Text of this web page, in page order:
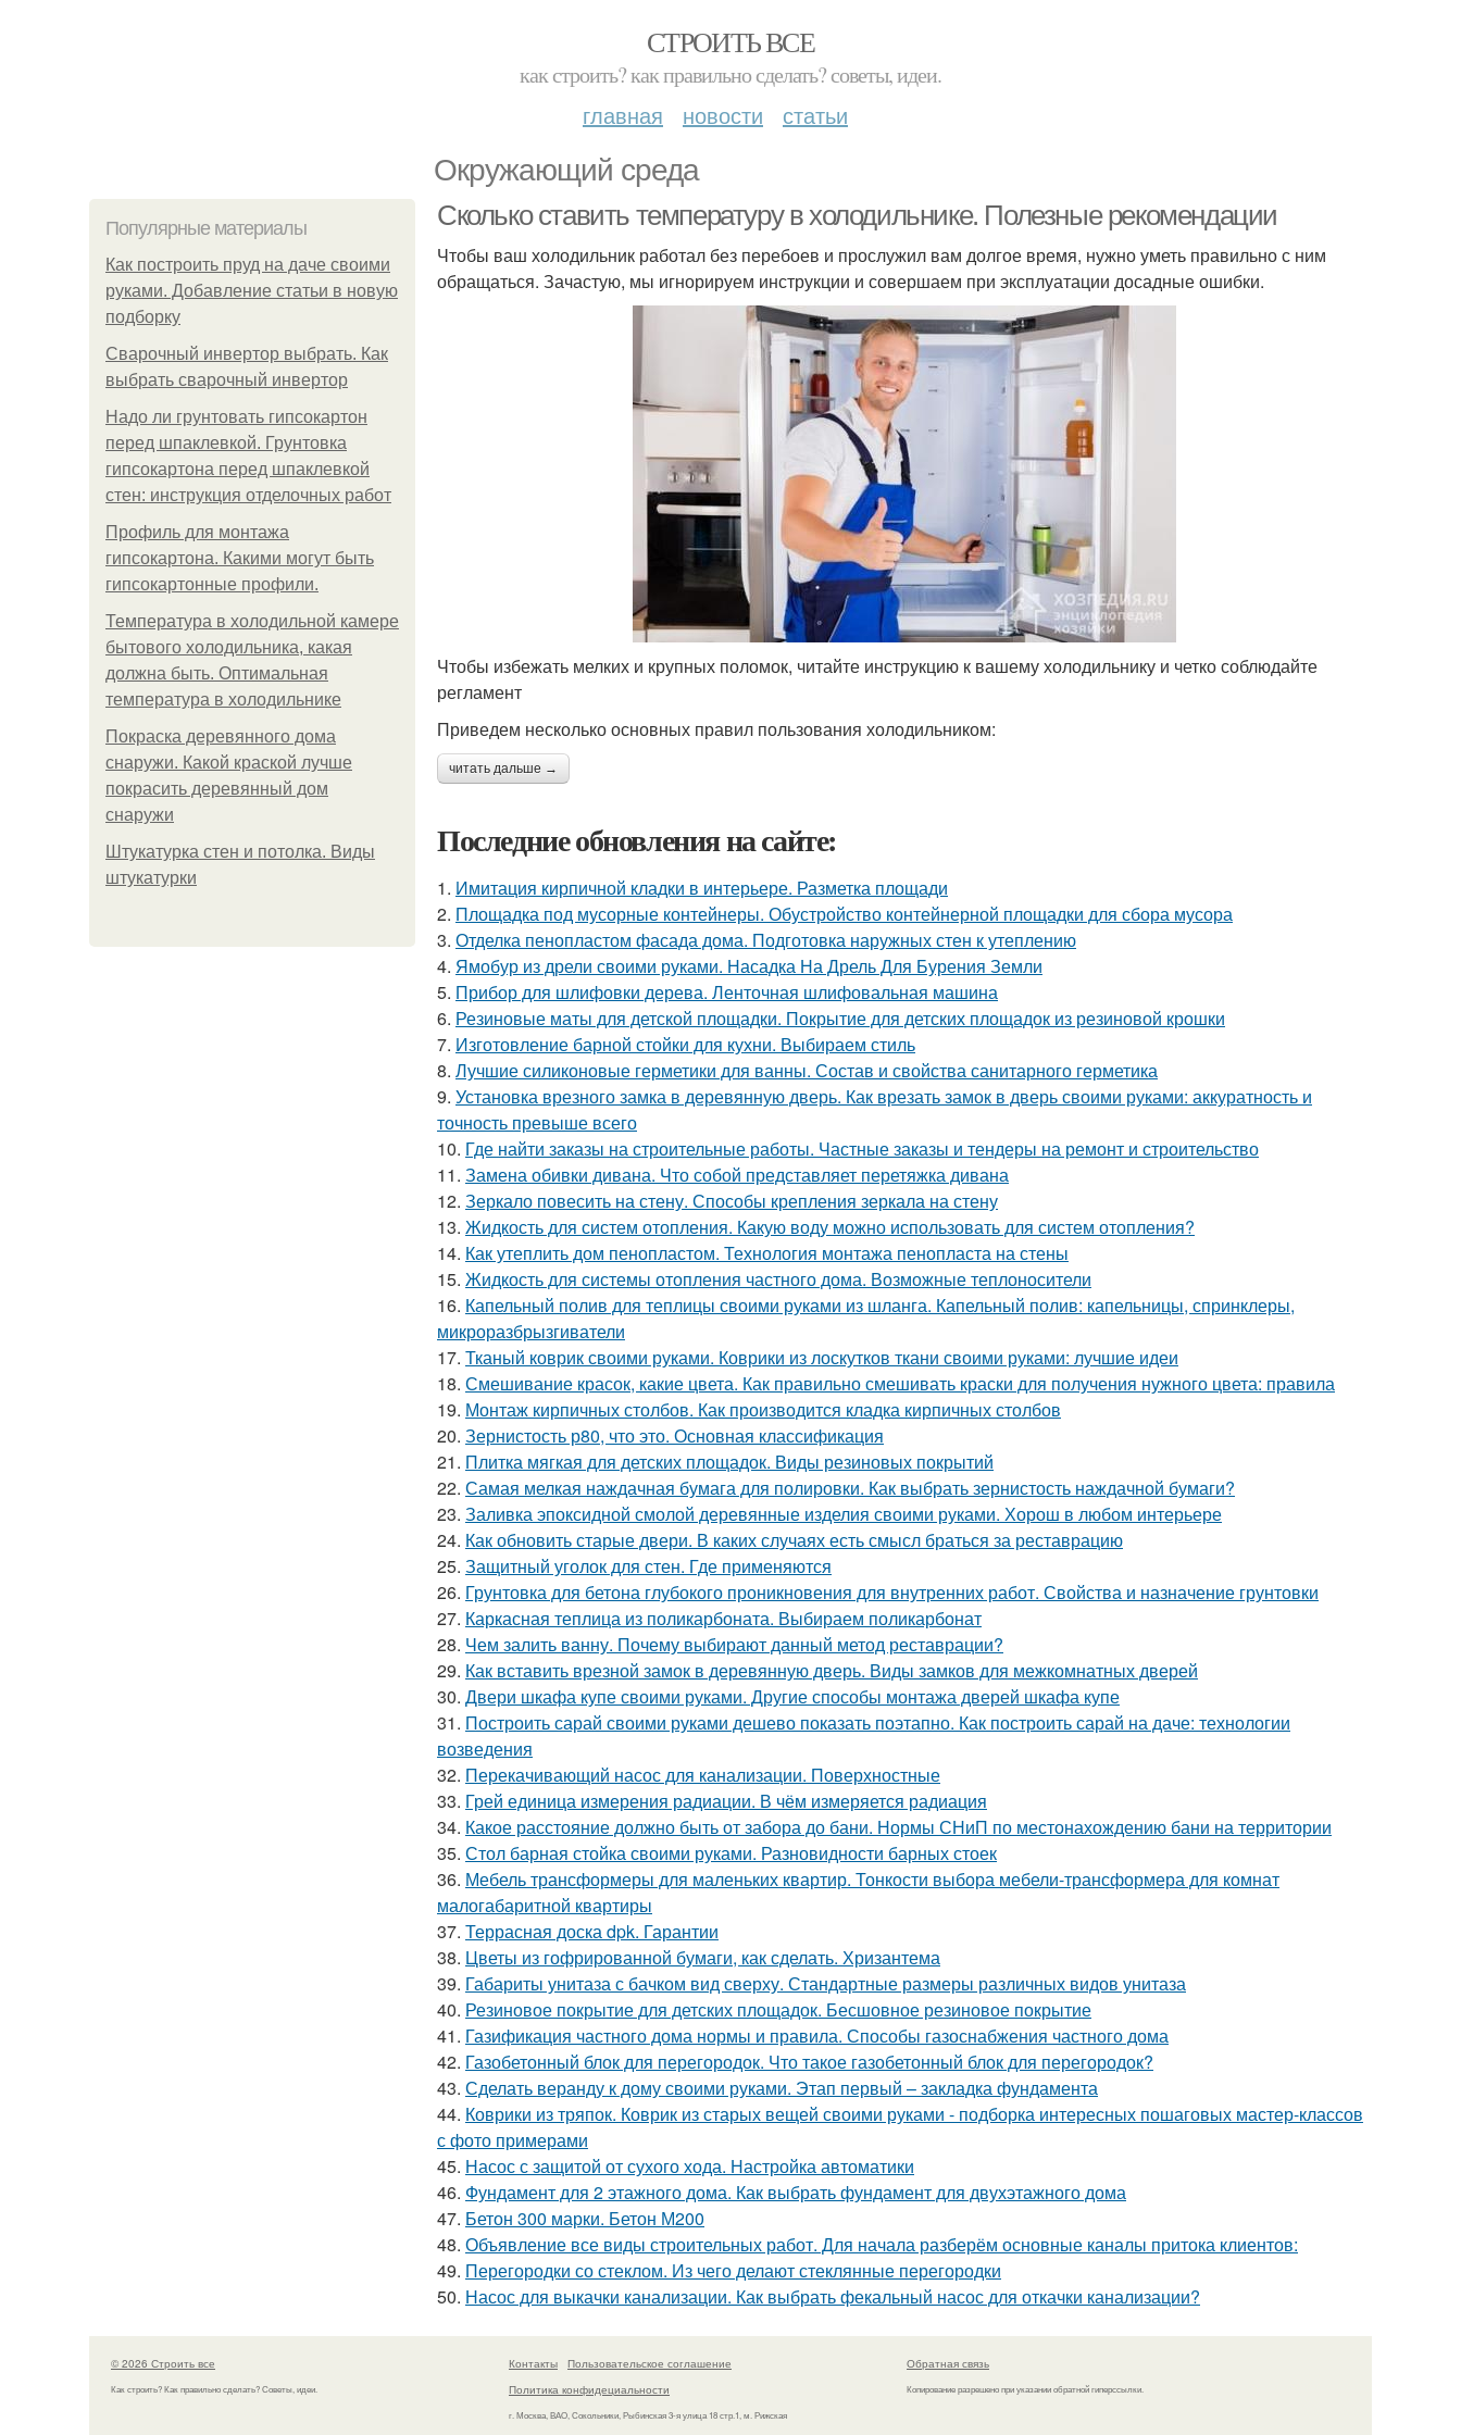
СТРОИТЬ ВСЕ
как строить? как правильно сделать? советы, идеи.
главная новости статьи
Окружающий среда
Популярные материалы
Как построить пруд на даче своими
руками. Добавление статьи в новую
подборку
Сварочный инвертор выбрать. Как
выбрать сварочный инвертор
Надо ли грунтовать гипсокартон
перед шпаклевкой. Грунтовка
гипсокартона перед шпаклевкой
стен: инструкция отделочных работ
Профиль для монтажа
гипсокартона. Какими могут быть
гипсокартонные профили.
Температура в холодильной камере
бытового холодильника, какая
должна быть. Оптимальная
температура в холодильнике
Покраска деревянного дома
снаружи. Какой краской лучше
покрасить деревянный дом
снаружи
Штукатурка стен и потолка. Виды
штукатурки
Сколько ставить температуру в холодильнике. Полезные рекомендации
Чтобы ваш холодильник работал без перебоев и прослужил вам долгое время, нужно уметь правильно с ним
обращаться. Зачастую, мы игнорируем инструкции и совершаем при эксплуатации досадные ошибки.
Чтобы избежать мелких и крупных поломок, читайте инструкцию к вашему холодильнику и четко соблюдайте
регламент
Приведем несколько основных правил пользования холодильником:
читать дальше →
Последние обновления на сайте:
1. Имитация кирпичной кладки в интерьере. Разметка площади
2. Площадка под мусорные контейнеры. Обустройство контейнерной площадки для сбора мусора
3. Отделка пенопластом фасада дома. Подготовка наружных стен к утеплению
4. Ямобур из дрели своими руками. Насадка На Дрель Для Бурения Земли
5. Прибор для шлифовки дерева. Ленточная шлифовальная машина
6. Резиновые маты для детской площадки. Покрытие для детских площадок из резиновой крошки
7. Изготовление барной стойки для кухни. Выбираем стиль
8. Лучшие силиконовые герметики для ванны. Состав и свойства санитарного герметика
9. Установка врезного замка в деревянную дверь. Как врезать замок в дверь своими руками: аккуратность и
точность превыше всего
10. Где найти заказы на строительные работы. Частные заказы и тендеры на ремонт и строительство
11. Замена обивки дивана. Что собой представляет перетяжка дивана
12. Зеркало повесить на стену. Способы крепления зеркала на стену
13. Жидкость для систем отопления. Какую воду можно использовать для систем отопления?
14. Как утеплить дом пенопластом. Технология монтажа пенопласта на стены
15. Жидкость для системы отопления частного дома. Возможные теплоносители
16. Капельный полив для теплицы своими руками из шланга. Капельный полив: капельницы, спринклеры,
микроразбрызгиватели
17. Тканый коврик своими руками. Коврики из лоскутков ткани своими руками: лучшие идеи
18. Смешивание красок, какие цвета. Как правильно смешивать краски для получения нужного цвета: правила
19. Монтаж кирпичных столбов. Как производится кладка кирпичных столбов
20. Зернистость р80, что это. Основная классификация
21. Плитка мягкая для детских площадок. Виды резиновых покрытий
22. Самая мелкая наждачная бумага для полировки. Как выбрать зернистость наждачной бумаги?
23. Заливка эпоксидной смолой деревянные изделия своими руками. Хорош в любом интерьере
24. Как обновить старые двери. В каких случаях есть смысл браться за реставрацию
25. Защитный уголок для стен. Где применяются
26. Грунтовка для бетона глубокого проникновения для внутренних работ. Свойства и назначение грунтовки
27. Каркасная теплица из поликарбоната. Выбираем поликарбонат
28. Чем залить ванну. Почему выбирают данный метод реставрации?
29. Как вставить врезной замок в деревянную дверь. Виды замков для межкомнатных дверей
30. Двери шкафа купе своими руками. Другие способы монтажа дверей шкафа купе
31. Построить сарай своими руками дешево показать поэтапно. Как построить сарай на даче: технологии
возведения
32. Перекачивающий насос для канализации. Поверхностные
33. Грей единица измерения радиации. В чём измеряется радиация
34. Какое расстояние должно быть от забора до бани. Нормы СНиП по местонахождению бани на территории
35. Стол барная стойка своими руками. Разновидности барных стоек
36. Мебель трансформеры для маленьких квартир. Тонкости выбора мебели-трансформера для комнат
малогабаритной квартиры
37. Террасная доска dpk. Гарантии
38. Цветы из гофрированной бумаги, как сделать. Хризантема
39. Габариты унитаза с бачком вид сверху. Стандартные размеры различных видов унитаза
40. Резиновое покрытие для детских площадок. Бесшовное резиновое покрытие
41. Газификация частного дома нормы и правила. Способы газоснабжения частного дома
42. Газобетонный блок для перегородок. Что такое газобетонный блок для перегородок?
43. Сделать веранду к дому своими руками. Этап первый – закладка фундамента
44. Коврики из тряпок. Коврик из старых вещей своими руками - подборка интересных пошаговых мастер-классов
с фото примерами
45. Насос с защитой от сухого хода. Настройка автоматики
46. Фундамент для 2 этажного дома. Как выбрать фундамент для двухэтажного дома
47. Бетон 300 марки. Бетон М200
48. Объявление все виды строительных работ. Для начала разберём основные каналы притока клиентов:
49. Перегородки со стеклом. Из чего делают стеклянные перегородки
50. Насос для выкачки канализации. Как выбрать фекальный насос для откачки канализации?
© 2026 Строить все
Как строить? Как правильно сделать? Советы, идеи.
Контакты
Пользовательское соглашение
Политика конфидециальности
г. Москва, ВАО, Сокольники, Рыбинская 3-я улица 18 стр.1, м. Рижская
Обратная связь
Копирование разрешено при указании обратной гиперссылки.